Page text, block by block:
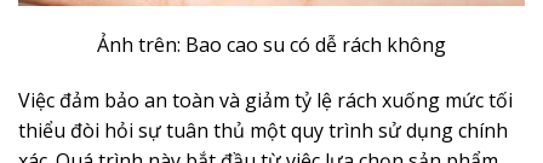
Ảnh trên: Bao cao su có dễ rách không
Việc đảm bảo an toàn và giảm tỷ lệ rách xuống mức tối
thiểu đòi hỏi sự tuân thủ một quy trình sử dụng chính